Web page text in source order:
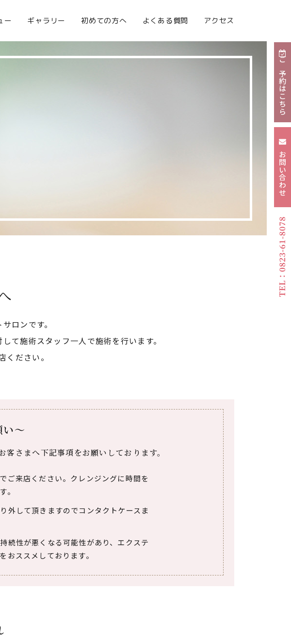
ー ギャラリー 初めての方へ よくある質問 アクセス
ご予約はこちら
お問い合わせ
ロンです。
て施術スタッフ一人で施術を行います。
ください。
～
客さまへ下記事項をお願いしております。
ご来店ください。クレンジングに時間を
。
外して頂きますのでコンタクトケースま
続性が悪くなる可能性があり、エクステ
おススメしております。